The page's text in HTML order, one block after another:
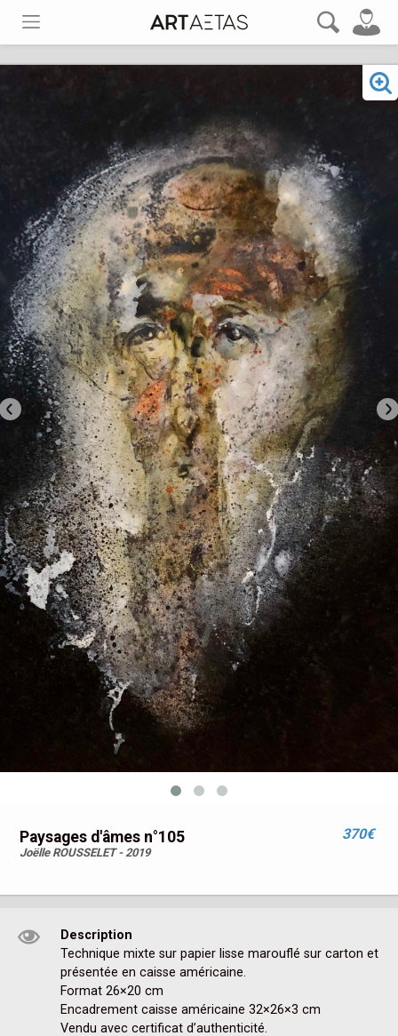
Paysages d'âmes n°105
Joëlle ROUSSELET - 2019
370€
Description
Technique mixte sur papier lisse marouflé sur carton et
présentée en caisse américaine.
Format 26×20 cm
Encadrement caisse américaine 32×26×3 cm
Vendu avec certificat d’authenticité.